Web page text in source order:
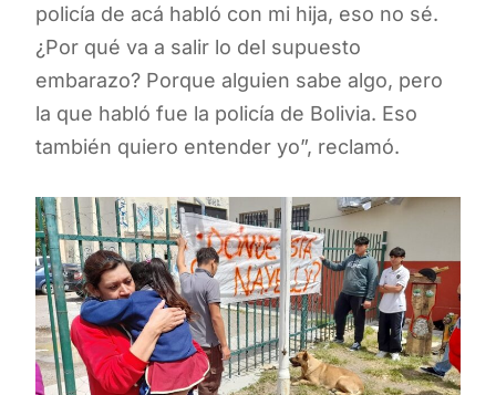
policía de acá habló con mi hija, eso no sé.
¿Por qué va a salir lo del supuesto
embarazo? Porque alguien sabe algo, pero
la que habló fue la policía de Bolivia. Eso
también quiero entender yo”, reclamó.